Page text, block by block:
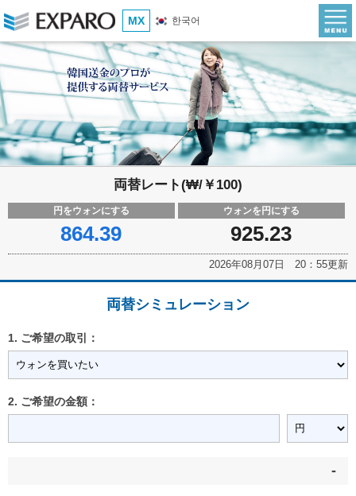
MX 한국어
両替レート(₩/￥100)
円をウォンにする
864.39
ウォンを円にする
925.23
2026年08月07日 20：55更新
両替シミュレーション
1. ご希望の取引：
2. ご希望の金額：
-